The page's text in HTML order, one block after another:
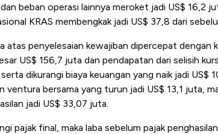
beban operasi lainnya meroket jadi US$ 16,2
KRAS membengkak jadi US$ 37,8 dari
atas penyelesaian kewajiban dipercepat dengan
US$ 156,7 juta dan pendapatan dari selisih
dikurangi biaya keuangan yang naik jadi US$
ventura bersama yang turun jadi US$ 13,1 juta,
jadi US$ 33,07 juta.
pajak final, maka laba sebelum pajak